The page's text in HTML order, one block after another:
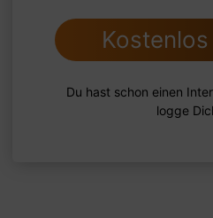
Du hast schon einen
logge